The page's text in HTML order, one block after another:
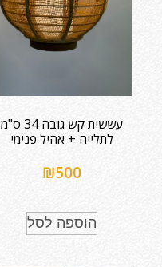
עששית קש גובה 34 ס"מ
לתלייה + אהיל פנימי
₪500
הוספה לסל